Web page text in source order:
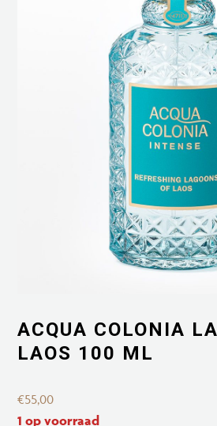
ACQUA COLONIA
LAOS 100 ML
€55,00
1 op voorraad